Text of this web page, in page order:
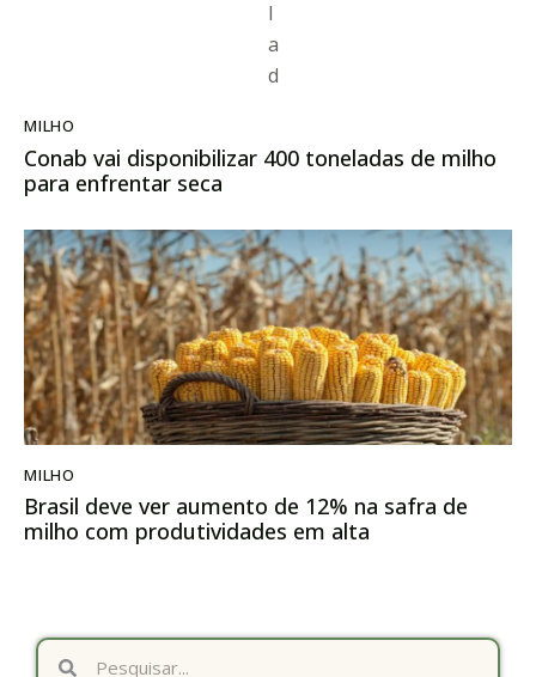
MILHO
Conab vai disponibilizar 400 toneladas de milho
para enfrentar seca
MILHO
Brasil deve ver aumento de 12% na safra de
milho com produtividades em alta